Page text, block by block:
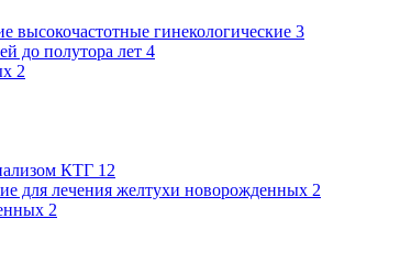
высокочастотные гинекологические 3
до полутора лет 4
2
КТГ 12
для лечения желтухи новорожденных 2
2